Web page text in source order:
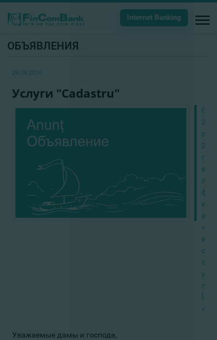
Internet Banking
ОБЪЯВЛЕНИЯ
29.09.2016
Услуги "Cadastru"
C
29
в
и
вы
Î.S.
Уважаемые дамы и господа,